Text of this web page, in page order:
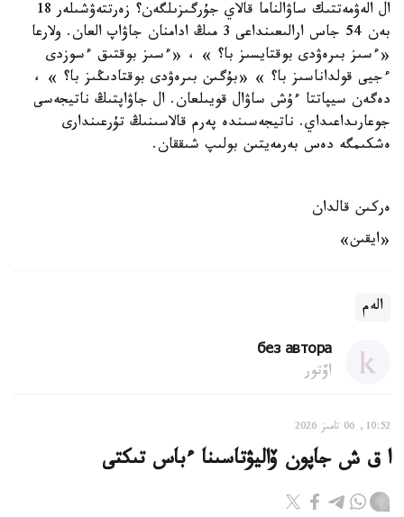
ال الەۋمەتتىك ساۋالناما قالاي جۇرگىزىلگەن؟ زەرتتەۋشىلەر 18
بەن 54 جاس ارالىعىنداعى 3 مىڭ ادامنان جاۋاپ العان. ولارعا
«ءسىز بىرەۋدى بوقتايسىز با؟ » ، «ءسىز بوقتىق ءسوزدى
ءجيى قولداناسىز با؟ » «بۇگىن بىرەۋدى بوقتادىڭىز با؟ » ،
دەگەن سيپاتتا ءۇش ساۋال قويىلعان. ال جاۋاپتىڭ ناتيجەسى
جوعارىداعىداي. ناتيجەسىندە پەرم قالاسىنىڭ تۇرعىندارى
ەشكىمگە دەس بەرمەيتىن بولىپ شىققان.
ەركىن قالدان
«ايقىن»
الەم
без автора
اۆتور
10:52, 06 تامىز 2026
ا ق ش جاپون ۆاليۋتاسىنا ءباس تىكتى